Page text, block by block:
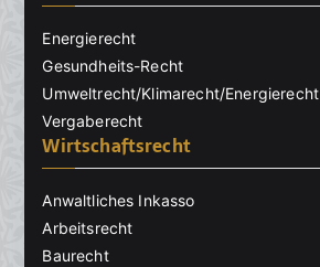
Energierecht
Gesundheits-Recht
Umweltrecht/Klimarecht/Energierecht
Vergaberecht
Wirtschaftsrecht
Anwaltliches Inkasso
Arbeitsrecht
Baurecht